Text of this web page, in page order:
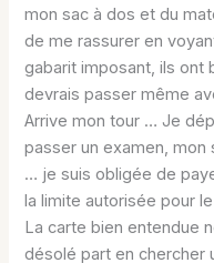
mon sac à dos et du
de me rassurer en
gabarit imposant, ils
devrais passer même
Arrive mon tour … Je
passer un examen, mon
… je suis obligée de
la limite autorisée pour
La carte bien entendue
désolé part en chercher